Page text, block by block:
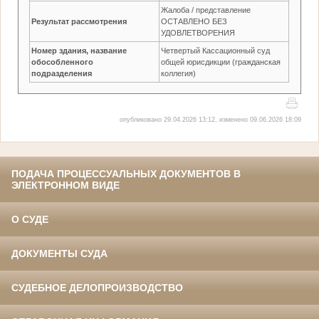
Результат рассмотрения
Жалоба / представление
ОСТАВЛЕНО БЕЗ
УДОВЛЕТВОРЕНИЯ
Номер здания, название
обособленного
подразделения
Четвертый Кассационный суд
общей юрисдикции (гражданская
коллегия)
опубликовано 29.04.2026 13:12, изменено 09.06.2026 18:09
ПОДАЧА ПРОЦЕССУАЛЬНЫХ ДОКУМЕНТОВ В
ЭЛЕКТРОННОМ ВИДЕ
О СУДЕ
ДОКУМЕНТЫ СУДА
СУДЕБНОЕ ДЕЛОПРОИЗВОДСТВО